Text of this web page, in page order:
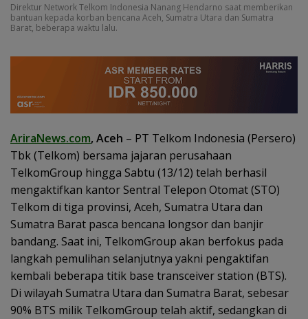
Direktur Network Telkom Indonesia Nanang Hendarno saat memberikan
bantuan kepada korban bencana Aceh, Sumatra Utara dan Sumatra
Barat, beberapa waktu lalu.
AriraNews.com, Aceh – PT Telkom Indonesia (Persero)
Tbk (Telkom) bersama jajaran perusahaan
TelkomGroup hingga Sabtu (13/12) telah berhasil
mengaktifkan kantor Sentral Telepon Otomat (STO)
Telkom di tiga provinsi, Aceh, Sumatra Utara dan
Sumatra Barat pasca bencana longsor dan banjir
bandang. Saat ini, TelkomGroup akan berfokus pada
langkah pemulihan selanjutnya yakni pengaktifan
kembali beberapa titik base transceiver station (BTS).
Di wilayah Sumatra Utara dan Sumatra Barat, sebesar
90% BTS milik TelkomGroup telah aktif, sedangkan di